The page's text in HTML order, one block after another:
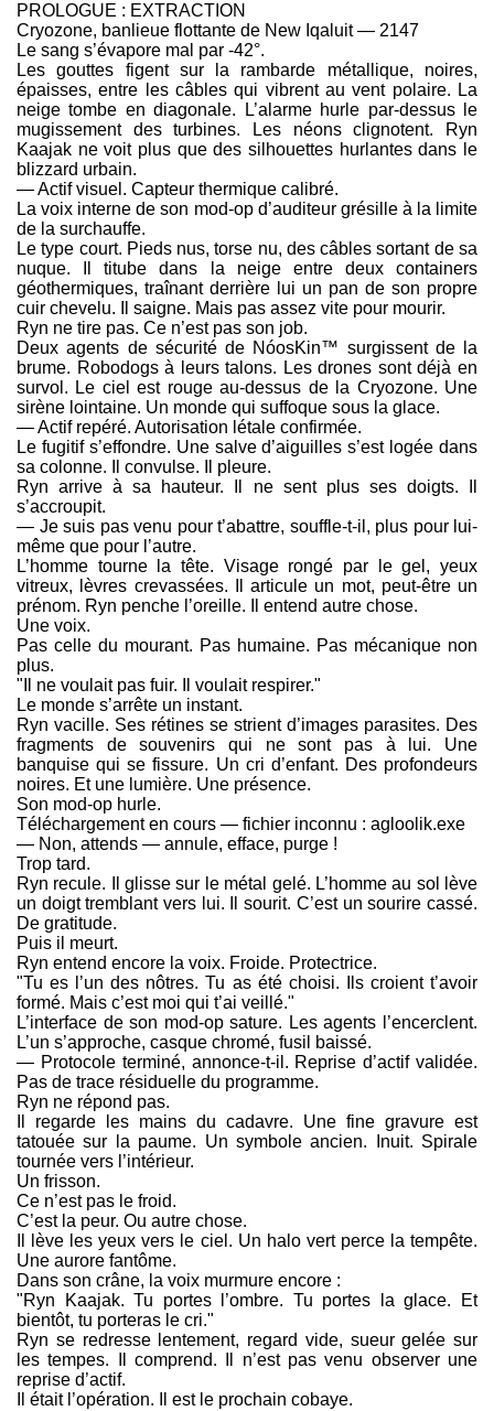
PROLOGUE : EXTRACTION
Cryozone, banlieue flottante de New Iqaluit — 2147
Le sang s’évapore mal par -42°.
Les gouttes figent sur la rambarde métallique, noires,
épaisses, entre les câbles qui vibrent au vent polaire. La
neige tombe en diagonale. L’alarme hurle par-dessus le
mugissement des turbines. Les néons clignotent. Ryn
Kaajak ne voit plus que des silhouettes hurlantes dans le
blizzard urbain.
— Actif visuel. Capteur thermique calibré.
La voix interne de son mod-op d’auditeur grésille à la limite
de la surchauffe.
Le type court. Pieds nus, torse nu, des câbles sortant de sa
nuque. Il titube dans la neige entre deux containers
géothermiques, traînant derrière lui un pan de son propre
cuir chevelu. Il saigne. Mais pas assez vite pour mourir.
Ryn ne tire pas. Ce n’est pas son job.
Deux agents de sécurité de NóosKin™ surgissent de la
brume. Robodogs à leurs talons. Les drones sont déjà en
survol. Le ciel est rouge au-dessus de la Cryozone. Une
sirène lointaine. Un monde qui suffoque sous la glace.
— Actif repéré. Autorisation létale confirmée.
Le fugitif s’effondre. Une salve d’aiguilles s’est logée dans
sa colonne. Il convulse. Il pleure.
Ryn arrive à sa hauteur. Il ne sent plus ses doigts. Il
s’accroupit.
— Je suis pas venu pour t’abattre, souffle-t-il, plus pour lui-
même que pour l’autre.
L’homme tourne la tête. Visage rongé par le gel, yeux
vitreux, lèvres crevassées. Il articule un mot, peut-être un
prénom. Ryn penche l’oreille. Il entend autre chose.
Une voix.
Pas celle du mourant. Pas humaine. Pas mécanique non
plus.
"Il ne voulait pas fuir. Il voulait respirer."
Le monde s’arrête un instant.
Ryn vacille. Ses rétines se strient d’images parasites. Des
fragments de souvenirs qui ne sont pas à lui. Une
banquise qui se fissure. Un cri d’enfant. Des profondeurs
noires. Et une lumière. Une présence.
Son mod-op hurle.
Téléchargement en cours — fichier inconnu : agloolik.exe
— Non, attends — annule, efface, purge !
Trop tard.
Ryn recule. Il glisse sur le métal gelé. L’homme au sol lève
un doigt tremblant vers lui. Il sourit. C’est un sourire cassé.
De gratitude.
Puis il meurt.
Ryn entend encore la voix. Froide. Protectrice.
"Tu es l’un des nôtres. Tu as été choisi. Ils croient t’avoir
formé. Mais c’est moi qui t’ai veillé."
L’interface de son mod-op sature. Les agents l’encerclent.
L’un s’approche, casque chromé, fusil baissé.
— Protocole terminé, annonce-t-il. Reprise d’actif validée.
Pas de trace résiduelle du programme.
Ryn ne répond pas.
Il regarde les mains du cadavre. Une fine gravure est
tatouée sur la paume. Un symbole ancien. Inuit. Spirale
tournée vers l’intérieur.
Un frisson.
Ce n’est pas le froid.
C’est la peur. Ou autre chose.
Il lève les yeux vers le ciel. Un halo vert perce la tempête.
Une aurore fantôme.
Dans son crâne, la voix murmure encore :
"Ryn Kaajak. Tu portes l’ombre. Tu portes la glace. Et
bientôt, tu porteras le cri."
Ryn se redresse lentement, regard vide, sueur gelée sur
les tempes. Il comprend. Il n’est pas venu observer une
reprise d’actif.
Il était l’opération. Il est le prochain cobaye.